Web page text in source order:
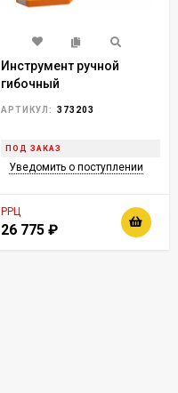
Инструмент ручной
гибочный
АРТИКУЛ: 373203
ПОД ЗАКАЗ
Уведомить о поступлении
РРЦ
26 775 ₽